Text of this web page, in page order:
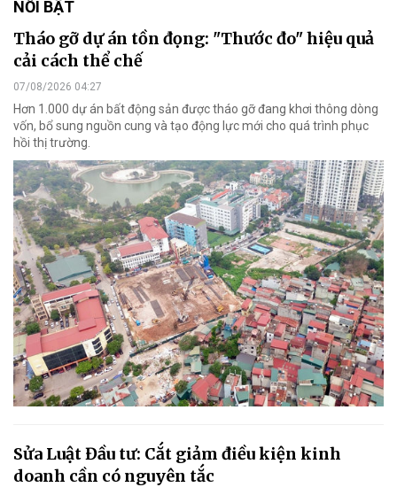
NỔI BẬT
Tháo gỡ dự án tồn đọng: "Thước đo" hiệu quả
cải cách thể chế
07/08/2026 04:27
Hơn 1.000 dự án bất động sản được tháo gỡ đang khơi thông dòng
vốn, bổ sung nguồn cung và tạo động lực mới cho quá trình phục
hồi thị trường.
Sửa Luật Đầu tư: Cắt giảm điều kiện kinh
doanh cần có nguyên tắc